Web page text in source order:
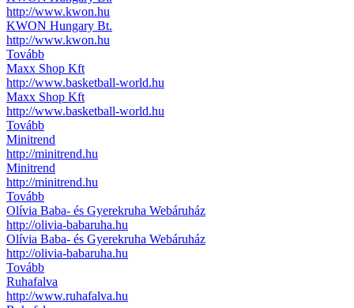
http://www.kwon.hu
KWON Hungary Bt.
http://www.kwon.hu
Tovább
Maxx Shop Kft
http://www.basketball-world.hu
Maxx Shop Kft
http://www.basketball-world.hu
Tovább
Minitrend
http://minitrend.hu
Minitrend
http://minitrend.hu
Tovább
Olívia Baba- és Gyerekruha Webáruház
http://olivia-babaruha.hu
Olívia Baba- és Gyerekruha Webáruház
http://olivia-babaruha.hu
Tovább
Ruhafalva
http://www.ruhafalva.hu